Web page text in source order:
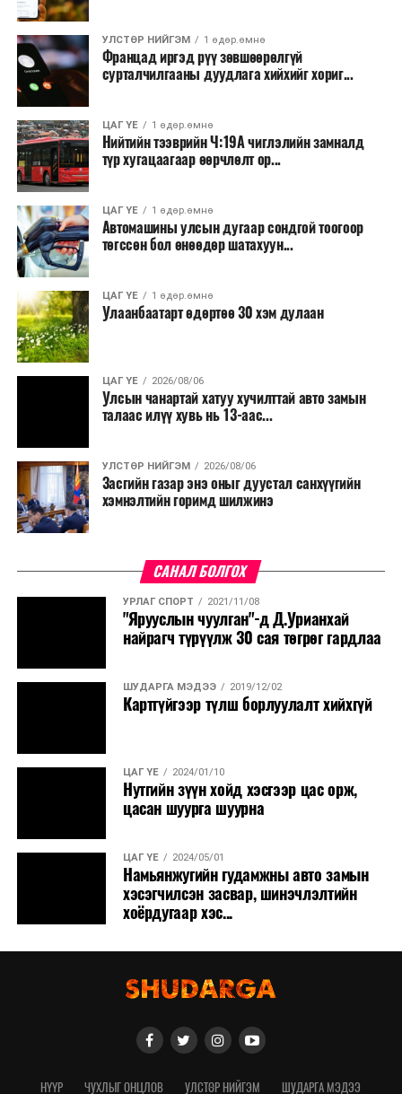
УЛСТӨР НИЙГЭМ 1 өдөр.өмнө
Францад иргэд рүү зөвшөөрөлгүй
сурталчилгааны дуудлага хийхийг хориг...
ЦАГ ҮЕ 1 өдөр.өмнө
Нийтийн тээврийн Ч:19А чиглэлийн замналд
түр хугацаагаар өөрчлөлт ор...
ЦАГ ҮЕ 1 өдөр.өмнө
Автомашины улсын дугаар сондгой тоогоор
төгссөн бол өнөөдөр шатахуун...
ЦАГ ҮЕ 1 өдөр.өмнө
Улаанбаатарт өдөртөө 30 хэм дулаан
ЦАГ ҮЕ 2026/08/06
Улсын чанартай хатуу хучилттай авто замын
талаас илүү хувь нь 13-аас...
УЛСТӨР НИЙГЭМ 2026/08/06
Засгийн газар энэ оныг дуустал санхүүгийн
хэмнэлтийн горимд шилжинэ
САНАЛ БОЛГОХ
УРЛАГ СПОРТ 2021/11/08
"Ярууслын чуулган"-д Д.Урианхай
найрагч түрүүлж 30 сая төгрөг гардлаа
ШУДАРГА МЭДЭЭ 2019/12/02
Картгүйгээр түлш борлуулалт хийхгүй
ЦАГ ҮЕ 2024/01/10
Нутгийн зүүн хойд хэсгээр цас орж,
цасан шуурга шуурна
ЦАГ ҮЕ 2024/05/01
Намьянжугийн гудамжны авто замын
хэсэгчилсэн засвар, шинэчлэлтийн
хоёрдугаар хэс...
НҮҮР ЧУХЛЫГ ОНЦЛОВ УЛСТӨР НИЙГЭМ ШУДАРГА МЭДЭЭ